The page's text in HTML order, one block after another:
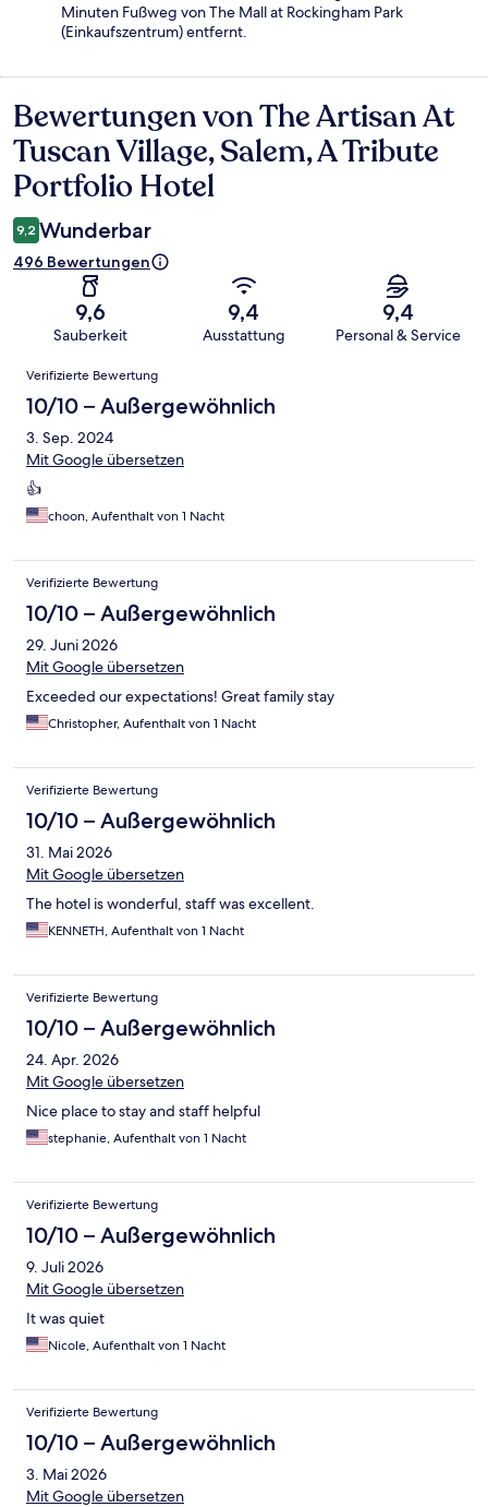
Minuten Fußweg von The Mall at Rockingham Park
(Einkaufszentrum) entfernt.
Bewertungen
Bewertungen von The Artisan At
Tuscan Village, Salem, A Tribute
Portfolio Hotel
9,2 Wunderbar
496 Bewertungen
9,6
Sauberkeit
9,4
Ausstattung
9,4
Personal & Service
Bewertungen
Verifizierte Bewertung
10/10 – Außergewöhnlich
3. Sep. 2024
Mit Google übersetzen
👍
choon, Aufenthalt von 1 Nacht
Verifizierte Bewertung
10/10 – Außergewöhnlich
29. Juni 2026
Mit Google übersetzen
Exceeded our expectations! Great family stay
Christopher, Aufenthalt von 1 Nacht
Verifizierte Bewertung
10/10 – Außergewöhnlich
31. Mai 2026
Mit Google übersetzen
The hotel is wonderful, staff was excellent.
KENNETH, Aufenthalt von 1 Nacht
Verifizierte Bewertung
10/10 – Außergewöhnlich
24. Apr. 2026
Mit Google übersetzen
Nice place to stay and staff helpful
stephanie, Aufenthalt von 1 Nacht
Verifizierte Bewertung
10/10 – Außergewöhnlich
9. Juli 2026
Mit Google übersetzen
It was quiet
Nicole, Aufenthalt von 1 Nacht
Verifizierte Bewertung
10/10 – Außergewöhnlich
3. Mai 2026
Mit Google übersetzen